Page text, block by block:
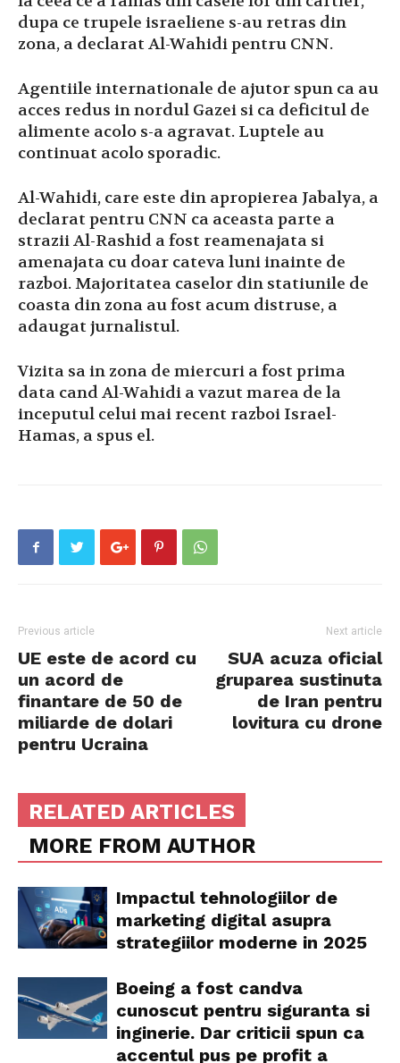
dupa ce trupele israeliene s-au retras din
zona, a declarat Al-Wahidi pentru CNN.
Agentiile internationale de ajutor spun ca au
acces redus in nordul Gazei si ca deficitul de
alimente acolo s-a agravat. Luptele au
continuat acolo sporadic.
Al-Wahidi, care este din apropierea Jabalya, a
declarat pentru CNN ca aceasta parte a
strazii Al-Rashid a fost reamenajata si
amenajata cu doar cateva luni inainte de
razboi. Majoritatea caselor din statiunile de
coasta din zona au fost acum distruse, a
adaugat jurnalistul.
Vizita sa in zona de miercuri a fost prima
data cand Al-Wahidi a vazut marea de la
inceputul celui mai recent razboi Israel-
Hamas, a spus el.
Previous article
UE este de acord cu
un acord de
finantare de 50 de
miliarde de dolari
pentru Ucraina
Next article
SUA acuza oficial
gruparea sustinuta
de Iran pentru
lovitura cu drone
RELATED ARTICLES
MORE FROM AUTHOR
Impactul tehnologiilor de
marketing digital asupra
strategiilor moderne in 2025
Boeing a fost candva
cunoscut pentru siguranta si
inginerie. Dar criticii spun ca
accentul pus pe profit a